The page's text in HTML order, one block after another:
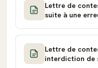
Lettre de
suite à une
Lettre de
interdiction de